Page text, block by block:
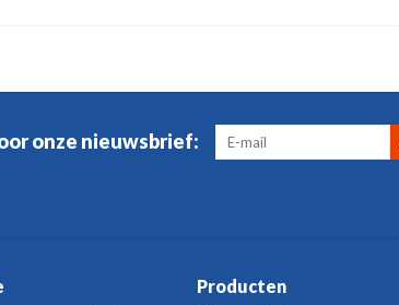
onze nieuwsbrief:
Producten